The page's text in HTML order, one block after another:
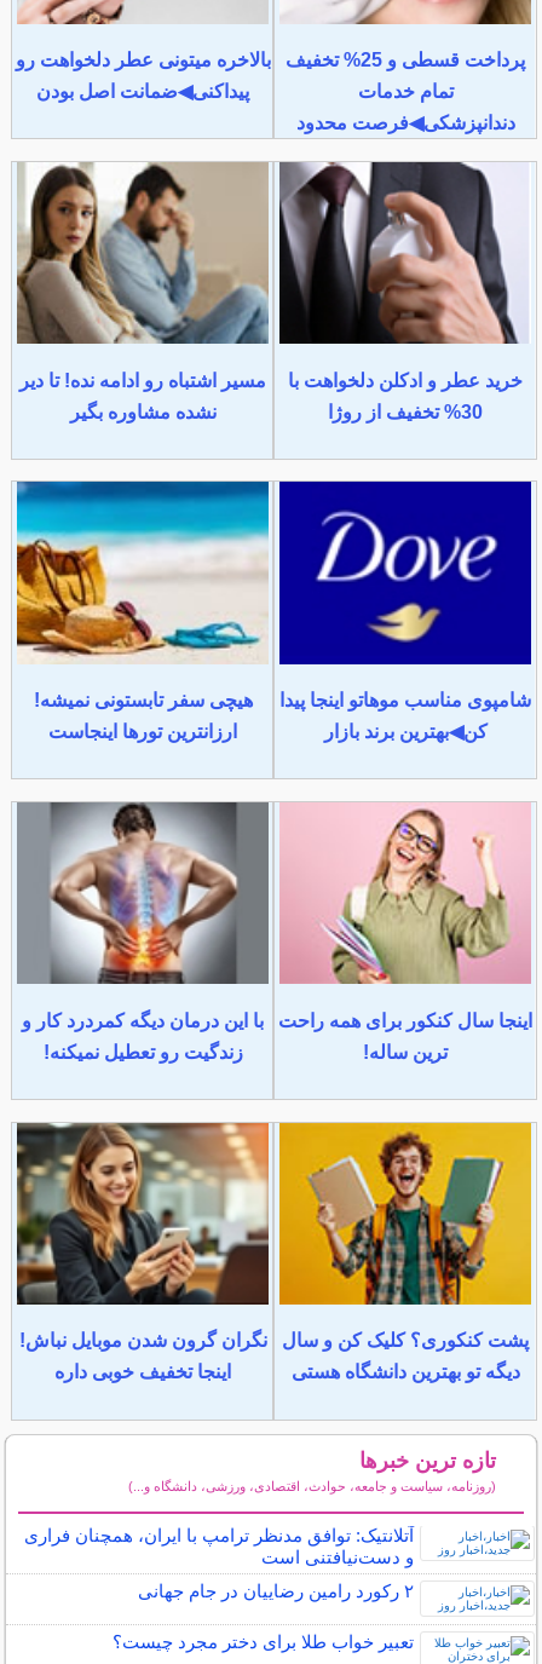
پرداخت قسطی و 25% تخفیف
تمام خدمات
دندانپزشکی◀فرصت محدود
بالاخره میتونی عطر دلخواهت رو
پیداکنی◀ضمانت اصل بودن
خرید عطر و ادکلن دلخواهت با
30% تخفیف از روژا
مسیر اشتباه رو ادامه نده! تا دیر
نشده مشاوره بگیر
شامپوی مناسب موهاتو اینجا پیدا
کن◀بهترین برند بازار
هیچی سفر تابستونی نمیشه!
ارزانترین تورها اینجاست
اینجا سال کنکور برای همه راحت
ترین ساله!
با این درمان دیگه کمردرد کار و
زندگیت رو تعطیل نمیکنه!
پشت کنکوری؟ کلیک کن و سال
دیگه تو بهترین دانشگاه هستی
نگران گرون شدن موبایل نباش!
اینجا تخفیف خوبی داره
تازه ترین خبرها
(روزنامه، سیاست و جامعه، حوادث، اقتصادی، ورزشی، دانشگاه و...)
آتلانتیک: توافق مدنظر ترامپ با ایران، همچنان فراری
و دست‌نیافتنی است
۲ رکورد رامین رضاییان در جام جهانی
تعبیر خواب طلا برای دختر مجرد چیست؟